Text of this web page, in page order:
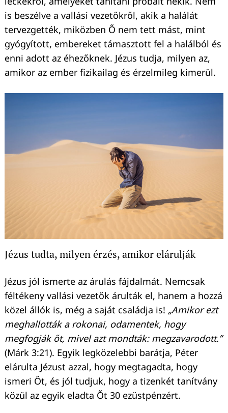
is beszélve a vallási vezetőkről, akik a halálát
tervezgették, miközben Ő nem tett mást, mint
gyógyított, embereket támasztott fel a halálból és
enni adott az éhezőknek. Jézus tudja, milyen az,
amikor az ember fizikailag és érzelmileg kimerül.
Jézus tudta, milyen érzés, amikor elárulják
Jézus jól ismerte az árulás fájdalmát. Nemcsak
féltékeny vallási vezetők árulták el, hanem a hozzá
közel állók is, még a saját családja is! „Amikor ezt
meghallották a rokonai, odamentek, hogy
megfogják őt, mivel azt mondták: megzavarodott.”
(Márk 3:21). Egyik legközelebbi barátja, Péter
elárulta Jézust azzal, hogy megtagadta, hogy
ismeri Őt, és jól tudjuk, hogy a tizenkét tanítvány
közül az egyik eladta Őt 30 ezüstpénzért.